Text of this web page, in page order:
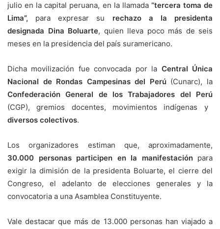
julio en la capital peruana, en la llamada “tercera toma de
Lima”, para expresar su rechazo a la presidenta
designada Dina Boluarte, quien lleva poco más de seis
meses en la presidencia del país suramericano.
Dicha movilización fue convocada por la Central Única
Nacional de Rondas Campesinas del Perú(Cunarc), la
Confederación General de los Trabajadores del Perú
(CGP), gremios docentes, movimientos indígenas y
diversos colectivos.
Los organizadores estiman que, aproximadamente,
30.000 personas participen en la manifestaciónpara
exigir la dimisión de la presidenta Boluarte, el cierre del
Congreso, el adelanto de elecciones generales y la
convocatoria a una Asamblea Constituyente.
Vale destacar que más de 13.000 personas han viajado a